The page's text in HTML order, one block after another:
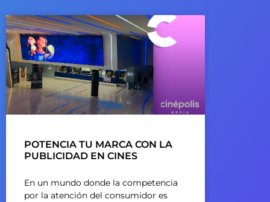
POTENCIA TU MARCA CON LA
PUBLICIDAD EN CINES
En un mundo donde la competencia
por la atención del consumidor es